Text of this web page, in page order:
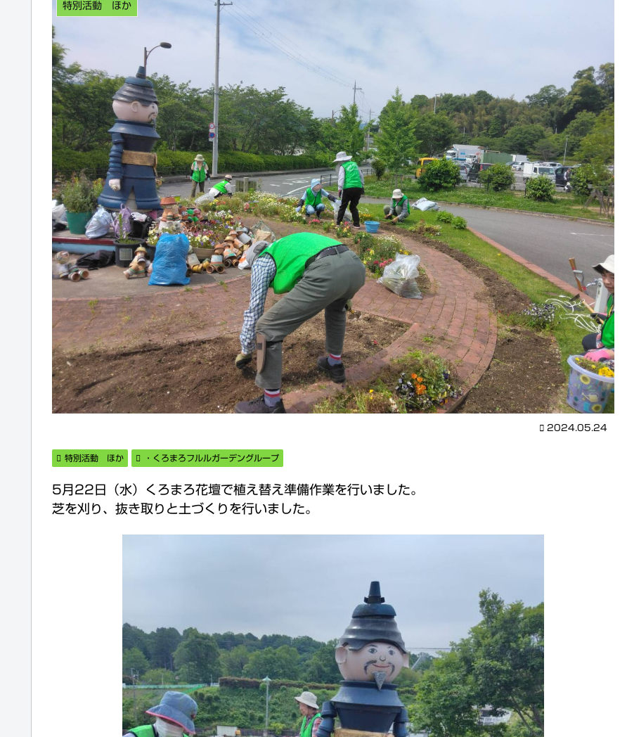
特別活動 ほか
2024.05.24
特別活動 ほか ・くろまろフルルガーデングループ
5月22日（水）くろまろ花壇で植え替え準備作業を行いました。
芝を刈り、抜き取りと土づくりを行いました。